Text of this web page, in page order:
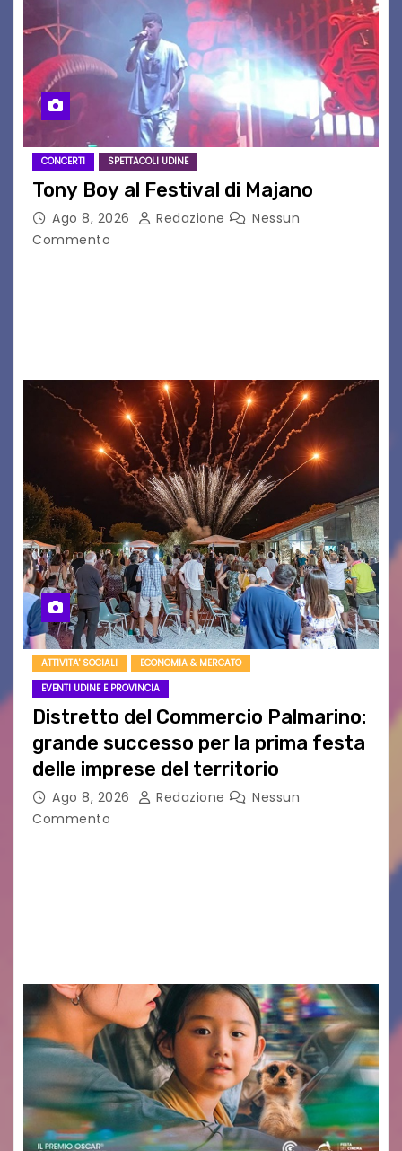
CONCERTI SPETTACOLI UDINE
Tony Boy al Festival di Majano
Ago 8, 2026 Redazione
Nessun
Commento
ATTIVITA' SOCIALI
ECONOMIA & MERCATO
EVENTI UDINE E PROVINCIA
Distretto del Commercio Palmarino:
grande successo per la prima festa
delle imprese del territorio
Ago 8, 2026 Redazione
Nessun
Commento